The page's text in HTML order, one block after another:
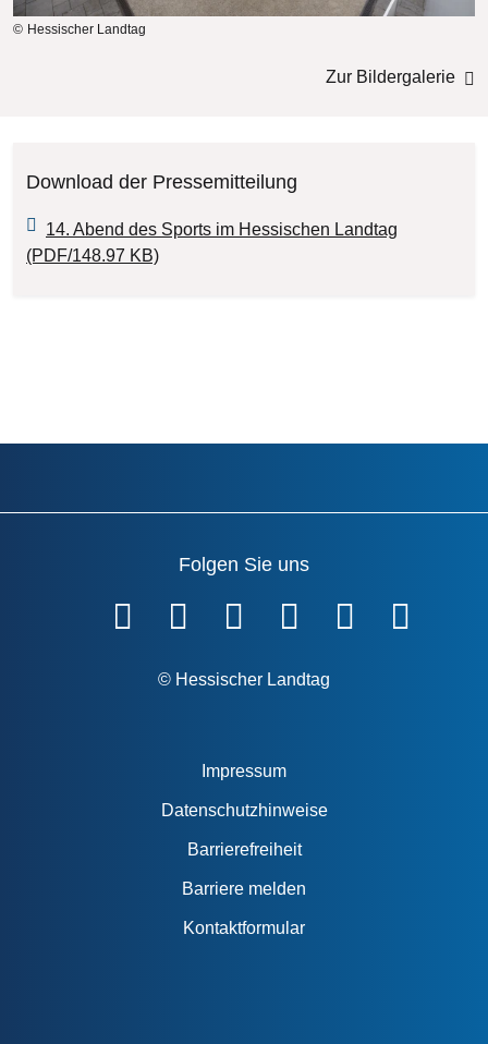
Hessischer Landtag
Zur Bildergalerie
Download der Pressemitteilung
14. Abend des Sports im Hessischen Landtag
(PDF/148.97 KB)
Folgen Sie uns
© Hessischer Landtag
Impressum
Datenschutzhinweise
Barrierefreiheit
Barriere melden
Kontaktformular